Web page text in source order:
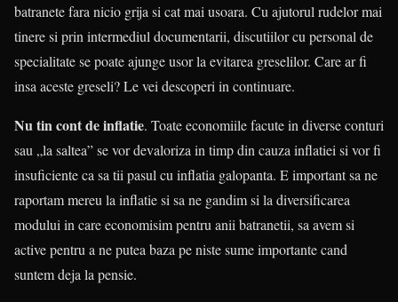
batranete fara nicio grija si cat mai usoara. Cu ajutorul rudelor mai
tinere si prin intermediul documentarii, discutiilor cu personal de
specialitate se poate ajunge usor la evitarea greselilor. Care ar fi
insa aceste greseli? Le vei descoperi in continuare.
Nu tin cont de inflatie. Toate economiile facute in diverse conturi
sau „la saltea” se vor devaloriza in timp din cauza inflatiei si vor fi
insuficiente ca sa tii pasul cu inflatia galopanta. E important sa ne
raportam mereu la inflatie si sa ne gandim si la diversificarea
modului in care economisim pentru anii batranetii, sa avem si
active pentru a ne putea baza pe niste sume importante cand
suntem deja la pensie.